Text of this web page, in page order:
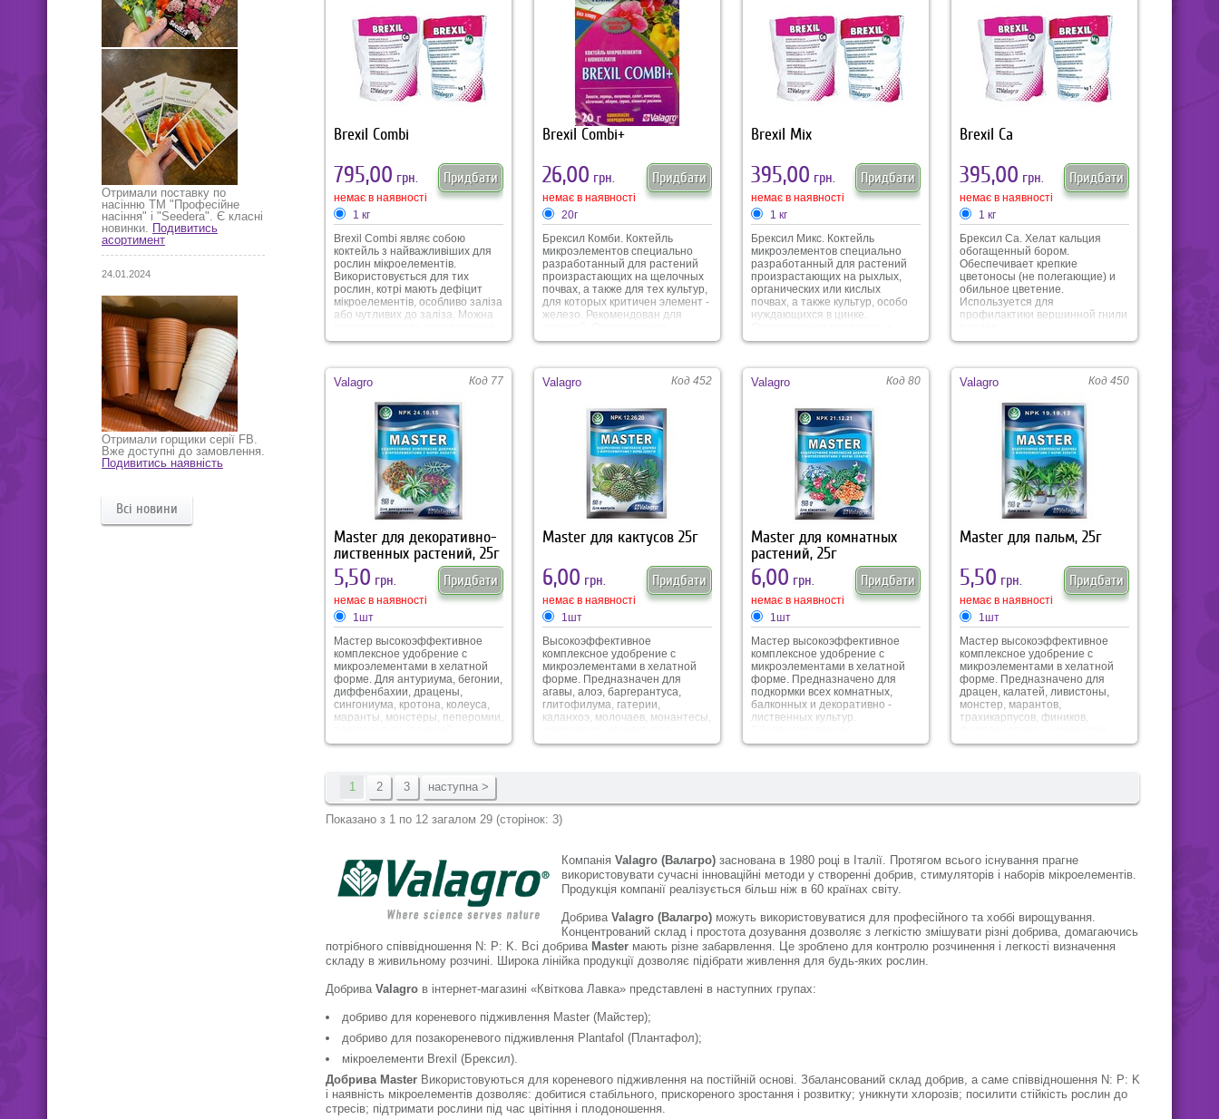
Отримали поставку по
насінню ТМ "Професійне
насіння" і "Seedera". Є класні
новинки. Подивитись
асортимент
24.01.2024
Отримали горщики серії FB.
Вже доступні до замовлення.
Подивитись наявність
Всі новини
підвищує імунітет і робить газон
стійким до стресових умов
вирощування.
стійкими до захворювань та
стресових умов вирощування.
Brexil Combi
795,00 грн. Придбати
немає в наявності
1 кг
Brexil Combi являє собою
коктейль з найважливіших для
рослин мікроелементів.
Використовується для тих
рослин, котрі мають дефіцит
мікроелементів, особливо заліза
або чутливих до заліза. Можна
основним живленням. Підходить
Brexil Combi+
26,00 грн. Придбати
немає в наявності
20г
Брексил Комби. Коктейль
микроэлементов специально
разработанный для растений
произрастающих на щелочных
почвах, а также для тех культур,
для которых критичен элемент -
железо. Рекомендован для
проводить с интервалом 15-20
признаков дефицита
микроэлементов. Состав: Fe 6,8;
Mn 2,6; Zn 1,1; Mo 0,2; Cu 0,6; B
Brexil Mix
395,00 грн. Придбати
немає в наявності
1 кг
Брексил Микс. Коктейль
микроэлементов специально
разработанный для растений
произрастающих на рыхлых,
органических или кислых
почвах, а также культур, особо
нуждающихся в цинке.
интервалом 15-20 дней до
дефицита микроэлементов. Fe
0,6; Mg 3,6; Mn 0,7; Zn 5,0; Mo
1,0; Cu 0,8; B 1,2. Наша фасовка.
Brexil Са
395,00 грн. Придбати
немає в наявності
1 кг
Брексил Са. Хелат кальция
обогащенный бором.
Обеспечивает крепкие
цветоносы (не полегающие) и
обильное цветение.
Используется для
профилактики вершинной гнили
Valagro Код 77
Master для декоративно-
лиственных растений, 25г
5,50 грн. Придбати
немає в наявності
1шт
Мастер высокоэффективное
комплексное удобрение с
микроэлементами в хелатной
форме. Для антуриума, бегонии,
диффенбахии, драцены,
сингониума, кротона, колеуса,
маранты, монстеры, пеперомии,
пуансетии, традесканции,
Valagro Код 452
Master для кактусов 25г
6,00 грн. Придбати
немає в наявності
1шт
Высокоэффективное
комплексное удобрение с
микроэлементами в хелатной
форме. Предназначен для
агавы, алоэ, баргерантуса,
глитофилума, гатерии,
каланхоэ, молочаев, монантесы,
опунции, пахифитума,
Valagro Код 80
Master для комнатных
растений, 25г
6,00 грн. Придбати
немає в наявності
1шт
Мастер высокоэффективное
комплексное удобрение с
микроэлементами в хелатной
форме. Предназначено для
подкормки всех комнатных,
балконных и декоративно -
лиственных культур.
соотношение микро- и
способствует интенсивному
Valagro Код 450
Master для пальм, 25г
5,50 грн. Придбати
немає в наявності
1шт
Мастер высокоэффективное
комплексное удобрение с
микроэлементами в хелатной
форме. Предназначено для
драцен, калатей, ливистоны,
монстер, марантов,
трахикарпусов, фиников,
хамеропсов, ховеи, юкки и др.
способствует интенсивному
болезням и гнили.
1 2 3 наступна >
Показано з 1 по 12 загалом 29 (сторінок: 3)
Компанія Valagro (Валагро) заснована в 1980 році в Італії. Протягом всього існування прагне
використовувати сучасні інноваційні методи у створенні добрив, стимуляторів і наборів мікроелементів.
Продукція компанії реалізується більш ніж в 60 країнах світу.
Добрива Valagro (Валагро) можуть використовуватися для професійного та хоббі вирощування.
Концентрований склад і простота дозування дозволяє з легкістю змішувати різні добрива, домагаючись
потрібного співвідношення N: P: K. Всі добрива Master мають різне забарвлення. Це зроблено для контролю розчинення і легкості визначення
складу в живильному розчині. Широка лінійка продукції дозволяє підібрати живлення для будь-яких рослин.
Добрива Valagro в інтернет-магазині «Квіткова Лавка» представлені в наступних групах:
добриво для кореневого підживлення Master (Майстер);
добриво для позакореневого підживлення Plantafol (Плантафол);
мікроелементи Brexil (Брексил).
Добрива Master Використовуються для кореневого підживлення на постійній основі. Збалансований склад добрив, а саме співвідношення N: P: K
і наявність мікроелементів дозволяє: добитися стабільного, прискореного зростання і розвитку; уникнути хлорозів; посилити стійкість рослин до
стресів; підтримати рослини під час цвітіння і плодоношення.